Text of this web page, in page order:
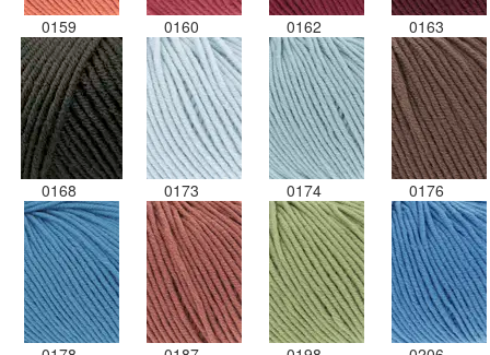
0159 0160 0162 0163
0168 0173 0174 0176